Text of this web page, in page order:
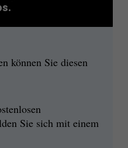
können Sie diesen
Sie sich mit einem